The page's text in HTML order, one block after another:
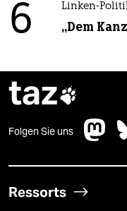
6 Linken-
„Dem
taz
Folgen Sie uns
Ressorts